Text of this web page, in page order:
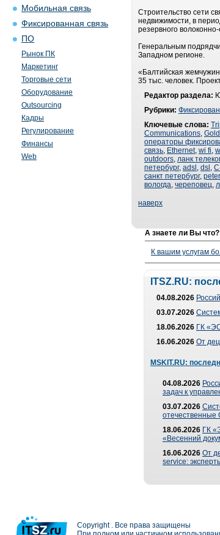
Мобильная связь
Фиксированная связь
ПО
Рынок ПК
Маркетинг
Торговые сети
Оборудование
Outsourcing
Кадры
Регулирование
Финансы
Web
Строительство сети
недвижимости, в
резервного
Генеральным
Западном регионе.
«Балтийская
35 тыс. человек.
Редактор раздела:
Рубрики:
Ключевые слова:
Communications,
операторы
связь, Ethernet, wi fi,
outdoors, ланк
петербург, adsl , dsl ,
санкт петербург,
вологда, череповец,
наверх
А знаете ли Вы что?
К вашим услугам
ITSZ.RU:
04.08.2026
03.07.2026
18.06.2026 ГК
16.06.2026 От
MSKIT.RU:
04.08.2026
задач к
03.07.2026
отечественные
18.06.2026 ГК
«Весенний
16.06.2026 От
service:
Copyright . Все права защищены